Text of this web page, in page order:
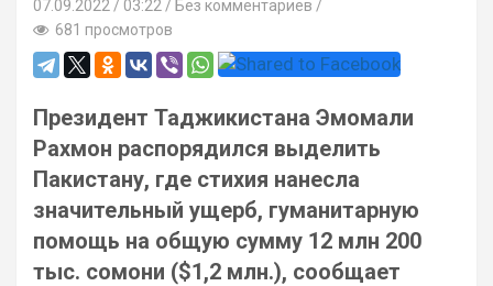
07.09.2022 03:22 / Без комментариев
681 просмотров
Президент Таджикистана Эмомали
Рахмон распорядился выделить
Пакистану, где стихия нанесла
значительный ущерб, гуманитарную
помощь на общую сумму 12 млн 200
тыс. сомони ($1,2 млн.), сообщает